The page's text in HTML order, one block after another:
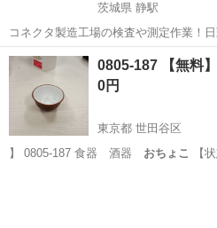
茨城県 静駅
コネクタ製造工場の検査や測定作業！
日128日★クリーンルーム内作業★マイ
★就業先食堂利用可！日払い制度あり！《
工場のお仕事 ◇コネクタ製造工...
茨城 常陸大宮市 そ
0805-187 【無料
0円
東京都 世田谷区
】 0805-187 食器 酒器 おちょこ 【